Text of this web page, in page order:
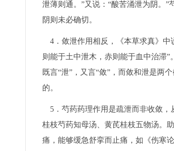
泄薄则通。”又说：“酸苦涌泄为阴。
阴则未必确切。
4．敛泄作用相反，《本草求真》中
则能于土中泄木，赤则能于血中治滞”
既言“泄”，又言“敛”，而敛和泄是两
的。
5．芍药药理作用是疏泄而非收敛，
桂枝芍药知母汤、黄芪桂枝五物汤。
痛，能够缓急舒挛而止痛，如《伤寒